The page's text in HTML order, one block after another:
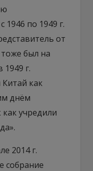
1946 по 1949 г.
от
был на
1949 г.
как
днём
учредили
2014 г.
собрание